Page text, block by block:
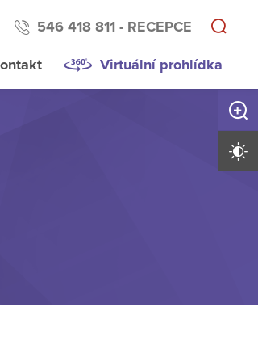
546 418 811 - RECEPCE
Virtuální prohlídka